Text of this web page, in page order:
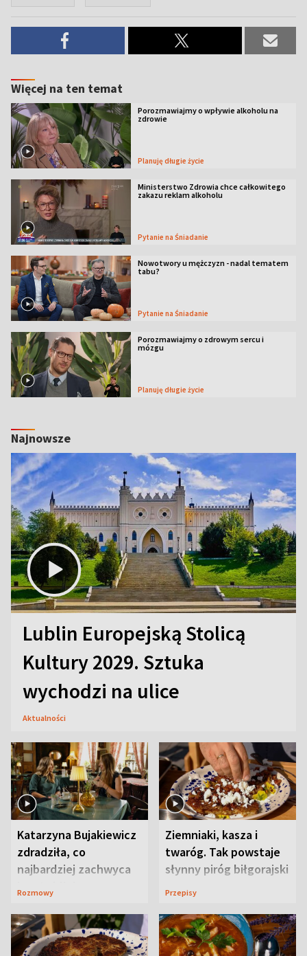
Więcej na ten temat
Porozmawiajmy o wpływie alkoholu na
zdrowie
Planuję długie życie
Ministerstwo Zdrowia chce całkowitego
zakazu reklam alkoholu
Pytanie na Śniadanie
Nowotwory u mężczyzn - nadal tematem
tabu?
Pytanie na Śniadanie
Porozmawiajmy o zdrowym sercu i
mózgu
Planuję długie życie
Najnowsze
Lublin Europejską Stolicą
Kultury 2029. Sztuka
wychodzi na ulice
Aktualności
Katarzyna Bujakiewicz
zdradziła, co
najbardziej zachwyca
ją w Lublinie
Rozmowy
Ziemniaki, kasza i
twaróg. Tak powstaje
słynny piróg biłgorajski
Przepisy